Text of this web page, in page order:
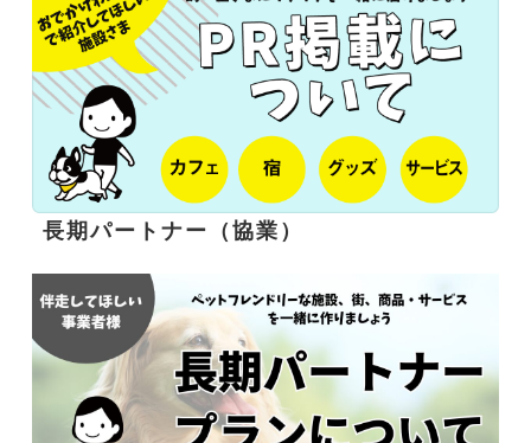
長期パートナー（協業）